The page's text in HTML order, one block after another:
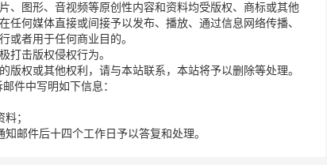
、图形、音视频等原创性内容和资料均受版权、商标或其他
何媒体直接或间接予以发布、播放、通过信息网络传播、
或者用于任何商业目的。
打击版权侵权行为。
版权或其他权利，请与本站联系，本站将予以删除等处理。
件中写明如下信息：
；
邮件后十四个工作日予以答复和处理。